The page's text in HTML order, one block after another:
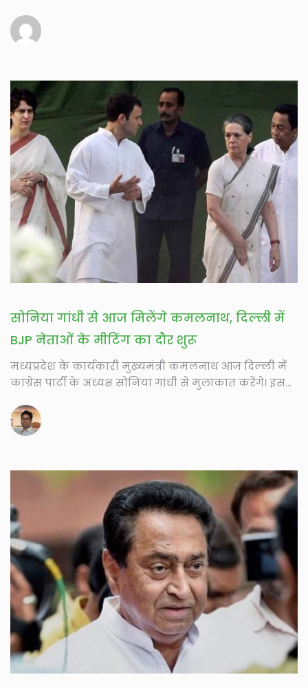
सोनिया गांधी से आज मिलेंगे कमलनाथ, दिल्ली में
BJP नेताओं के मीटिंग का दौर शुरू
मध्यप्रदेश के कार्यकारी मुख्यमंत्री कमलनाथ आज दिल्ली में
कांग्रेस पार्टी के अध्यक्ष सोनिया गांधी से मुलाकात करेंगे। इसके